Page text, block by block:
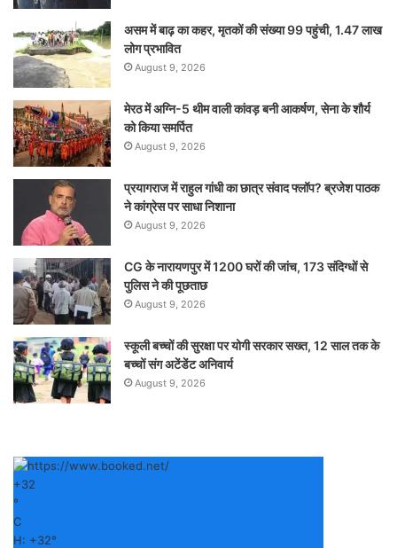
असम में बाढ़ का कहर, मृतकों की संख्या 99 पहुंची, 1.47 लाख
लोग प्रभावित
August 9, 2026
मेरठ में अग्नि-5 थीम वाली कांवड़ बनी आकर्षण, सेना के शौर्य
को किया समर्पित
August 9, 2026
प्रयागराज में राहुल गांधी का छात्र संवाद फ्लॉप? ब्रजेश पाठक
ने कांग्रेस पर साधा निशाना
August 9, 2026
CG के नारायणपुर में 1200 घरों की जांच, 173 संदिग्धों से
पुलिस ने की पूछताछ
August 9, 2026
स्कूली बच्चों की सुरक्षा पर योगी सरकार सख्त, 12 साल तक के
बच्चों संग अटेंडेंट अनिवार्य
August 9, 2026
+32
°
C
H: +32°